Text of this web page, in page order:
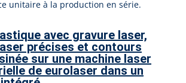
unitaire à la production en série.